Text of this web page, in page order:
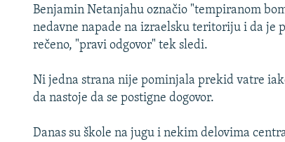
Benjamin Netanjahu označio "tempiranom
nedavne napade na izraelsku teritoriju i da je
rečeno, "pravi odgovor" tek sledi.
Ni jedna strana nije pominjala prekid vatre
da nastoje da se postigne dogovor.
Danas su škole na jugu i nekim delovima